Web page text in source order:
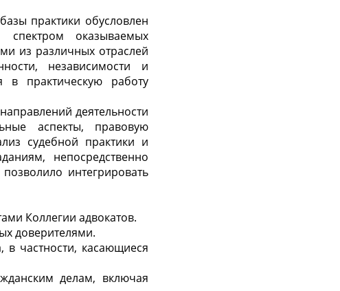
практики обусловлен
оказываемых
из различных отраслей
независимости и
в практическую работу
деятельности
аспекты, правовую
судебной практики и
непосредственно
интегрировать
Коллегии адвокатов.
доверителями.
в частности, касающиеся
делам, включая